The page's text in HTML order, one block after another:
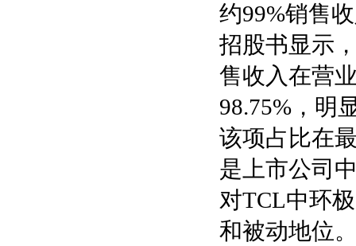
约99%销售
招股书显示
售收入在营
98.75%，明
该项占比在
是上市公司
对TCL中环
和被动地位